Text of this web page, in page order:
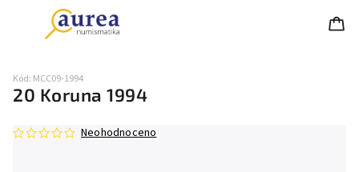
20 Koruna 1994
Kód: MCC09-1994
Neohodnoceno